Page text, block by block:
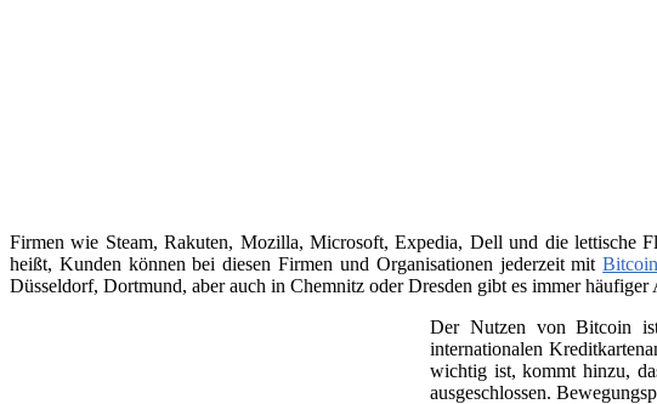
Firmen wie Steam, Rakuten, Mozilla, Microsoft, Expedia, Dell und die lettische
heißt, Kunden können bei diesen Firmen und Organisationen jederzeit mitBitcoin
Düsseldorf, Dortmund, aber auch in Chemnitz oder Dresden gibt es immer
Der Nutzen von Bitcoin
internationalen
wichtig ist, kommt hinzu,
ausgeschlossen.